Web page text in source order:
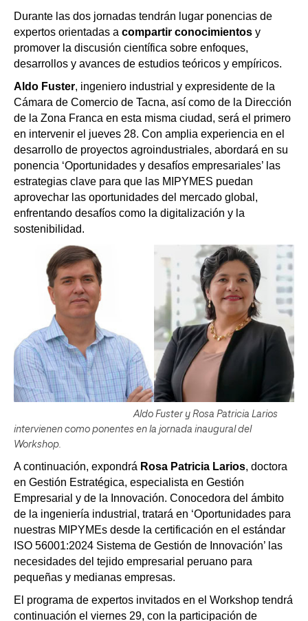
Durante las dos jornadas tendrán lugar ponencias de
expertos orientadas a compartir conocimientos y
promover la discusión científica sobre enfoques,
desarrollos y avances de estudios teóricos y empíricos.
Aldo Fuster, ingeniero industrial y expresidente de la
Cámara de Comercio de Tacna, así como de la Dirección
de la Zona Franca en esta misma ciudad, será el primero
en intervenir el jueves 28. Con amplia experiencia en el
desarrollo de proyectos agroindustriales, abordará en su
ponencia ‘Oportunidades y desafíos empresariales’ las
estrategias clave para que las MIPYMES puedan
aprovechar las oportunidades del mercado global,
enfrentando desafíos como la digitalización y la
sostenibilidad.
Aldo Fuster y Rosa Patricia Larios
intervienen como ponentes en la jornada inaugural del
Workshop.
A continuación, expondrá Rosa Patricia Larios, doctora
en Gestión Estratégica, especialista en Gestión
Empresarial y de la Innovación. Conocedora del ámbito
de la ingeniería industrial, tratará en ‘Oportunidades para
nuestras MIPYMEs desde la certificación en el estándar
ISO 56001:2024 Sistema de Gestión de Innovación’ las
necesidades del tejido empresarial peruano para
pequeñas y medianas empresas.
El programa de expertos invitados en el Workshop tendrá
continuación el viernes 29, con la participación de